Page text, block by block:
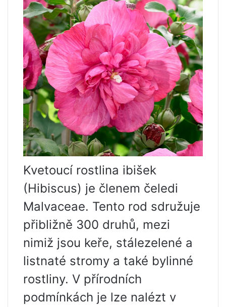
Kvetoucí rostlina ibišek
(Hibiscus) je členem čeledi
Malvaceae. Tento rod sdružuje
přibližně 300 druhů, mezi
nimiž jsou keře, stálezelené a
listnaté stromy a také bylinné
rostliny. V přírodních
podmínkách je lze nalézt v